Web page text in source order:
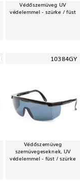
Védőszemüveg UV
védelemmel - szürke / füst
10384GY
Védőszemüveg
szemüvegeseknek, UV
védelemmel - füst / szürke